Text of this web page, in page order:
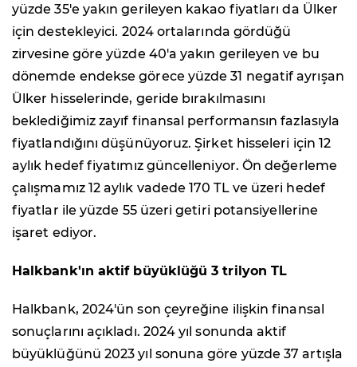
yüzde 35'e yakın gerileyen kakao fiyatları da Ülker
için destekleyici. 2024 ortalarında gördüğü
zirvesine göre yüzde 40'a yakın gerileyen ve bu
dönemde endekse görece yüzde 31 negatif ayrışan
Ülker hisselerinde, geride bırakılmasını
beklediğimiz zayıf finansal performansın fazlasıyla
fiyatlandığını düşünüyoruz. Şirket hisseleri için 12
aylık hedef fiyatımız güncelleniyor. Ön değerleme
çalışmamız 12 aylık vadede 170 TL ve üzeri hedef
fiyatlar ile yüzde 55 üzeri getiri potansiyellerine
işaret ediyor.
Halkbank'ın aktif büyüklüğü 3 trilyon TL
Halkbank, 2024'ün son çeyreğine ilişkin finansal
sonuçlarını açıkladı. 2024 yıl sonunda aktif
büyüklüğünü 2023 yıl sonuna göre yüzde 37 artışla